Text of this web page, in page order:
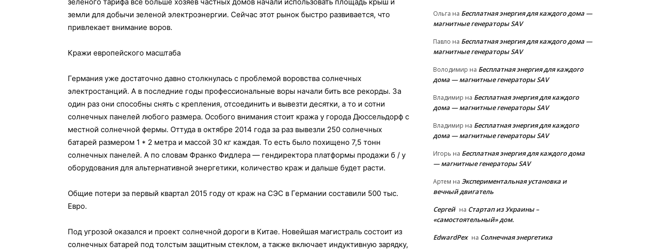
земли для добычи зеленой электроэнергии. Сейчас этот рынок быстро развивается, что
привлекает внимание воров.
Кражи европейского масштаба
Германия уже достаточно давно столкнулась с проблемой воровства солнечных
электростанций. А в последние годы профессиональные воры начали бить все рекорды. За
один раз они способны снять с крепления, отсоединить и вывезти десятки, а то и сотни
солнечных панелей любого размера. Особого внимания стоит кража у города Дюссельдорф с
местной солнечной фермы. Оттуда в октябре 2014 года за раз вывезли 250 солнечных
батарей размером 1 * 2 метра и массой 30 кг каждая. То есть было похищено 7,5 тонн
солнечных панелей. А по словам Франко Фидлера — гендиректора платформы продажи б / у
оборудования для альтернативной энергетики, количество краж и дальше будет расти.
Общие потери за первый квартал 2015 году от краж на СЭС в Германии составили 500 тыс.
Евро.
Под угрозой оказался и проект солнечной дороги в Китае. Новейшая магистраль состоит из
солнечных батарей под толстым защитным стеклом, а также включает индуктивную зарядку,
Ольга на Бесплатная энергия для каждого дома —
магнитные генераторы SAV
Павло на Бесплатная энергия для каждого дома —
магнитные генераторы SAV
Володимир на Бесплатная энергия для каждого
дома — магнитные генераторы SAV
Владимир на Бесплатная энергия для каждого
дома — магнитные генераторы SAV
Владимир на Бесплатная энергия для каждого
дома — магнитные генераторы SAV
Игорь на Бесплатная энергия для каждого дома
— магнитные генераторы SAV
Артем на Экспериментальная установка и
вечный двигатель
Сергей на Стартап из Украины –
«самостоятельный» дом.
EdwardPex на Солнечная энергетика